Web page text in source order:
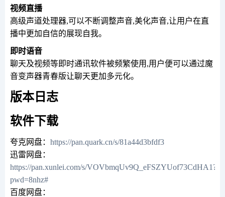
视频直播
高级声道处理器,可以不断调整声音,美化声音,让用户在直
播中更加自信的展现自我。
即时语音
聊天及视频等即时通讯软件被频繁使用,用户便可以通过魔
音变声器青春版让聊天更加多元化。
版本日志
软件下载
夸克网盘： https://pan.quark.cn/s/81a44d3bfdf3
迅雷网盘：
https://pan.xunlei.com/s/VOVbmqUv9Q_eFSZYUof73CdHA1?
pwd=8nhz#
百度网盘：